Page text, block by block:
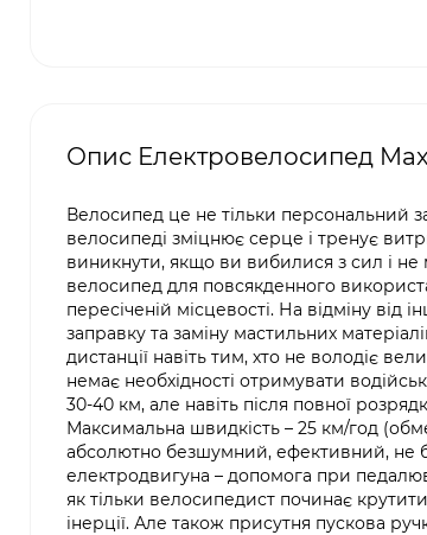
Опис Електровелосипед
Велосипед це не тільки персональний
велосипеді зміцнює серце і тренує
виникнути, якщо ви вибилися з сил і
велосипед для повсякденного
пересіченій місцевості. На відміну
заправку та заміну мастильних
дистанції навіть тим, хто не володіє
немає необхідності отримувати
30-40 км, але навіть після повної
Максимальна швидкість – 25 км/год
абсолютно безшумний, ефективний, не
електродвигуна – допомога при
як тільки велосипедист починає
інерції. Але також присутня пускова